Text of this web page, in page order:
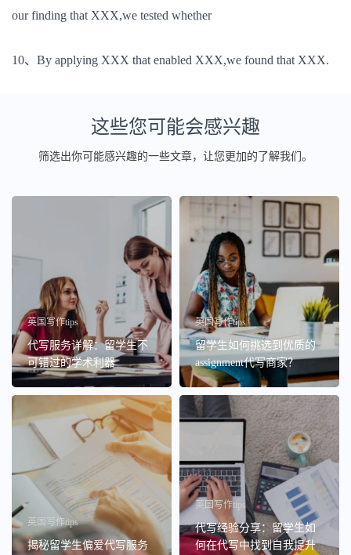
our finding that XXX,we tested whether
10、By applying XXX that enabled XXX,we found that XXX.
这些您可能会感兴趣
筛选出你可能感兴趣的一些文章，让您更加的了解我们。
英国写作tips
代写服务详解：留学生不
可错过的学术利器
英国写作tips
留学生如何挑选到优质的
assignment代写商家？
英国写作tips
揭秘留学生偏爱代写服务
英国写作tips
代写经验分享：留学生如
何在代写中找到自我提升